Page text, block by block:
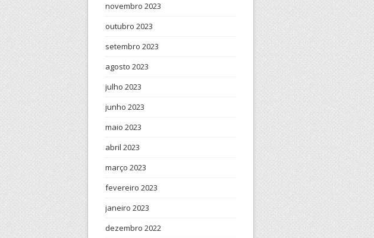
novembro 2023
outubro 2023
setembro 2023
agosto 2023
julho 2023
junho 2023
maio 2023
abril 2023
março 2023
fevereiro 2023
janeiro 2023
dezembro 2022